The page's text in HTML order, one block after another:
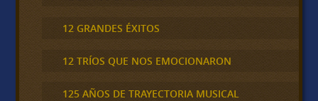
12 GRANDES ÉXITOS
12 TRÍOS QUE NOS EMOCIONARON
125 AÑOS DE TRAYECTORIA MUSICAL